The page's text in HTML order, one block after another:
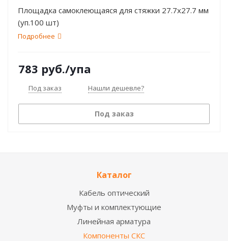
Площадка самоклеющаяся для стяжки 27.7х27.7 мм
(уп.100 шт)
Подробнее
783 руб./упа
Под заказ Нашли дешевле?
Под заказ
Каталог
Кабель оптический
Муфты и комплектующие
Линейная арматура
Компоненты СКС